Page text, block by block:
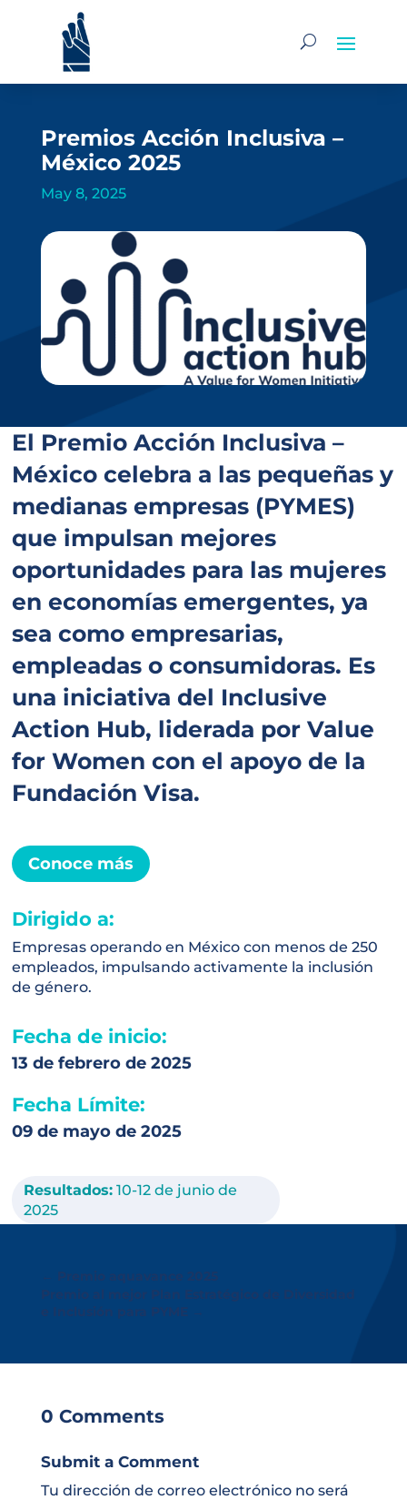
Premios Acción Inclusiva –
México 2025
May 8, 2025
El Premio Acción Inclusiva –
México celebra a las pequeñas y
medianas empresas (PYMES)
que impulsan mejores
oportunidades para las mujeres
en economías emergentes, ya
sea como empresarias,
empleadas o consumidoras. Es
una iniciativa del Inclusive
Action Hub, liderada porValue
for Women con el apoyo de la
Fundación Visa.
Conoce más
Dirigido a:
Empresas operando en México con menos de 250
empleados, impulsando activamente la inclusión
de género.
Fecha de inicio:
13 de febrero de 2025
Fecha Límite:
09 de mayo de 2025
Resultados: 10-12 de junio de
2025
Premio aquavance 2025
Premio al mejor Plan Estratégico de Diversidad
e Inclusión para PYME →
0 Comments
Submit a Comment
Tu dirección de correo electrónico no será